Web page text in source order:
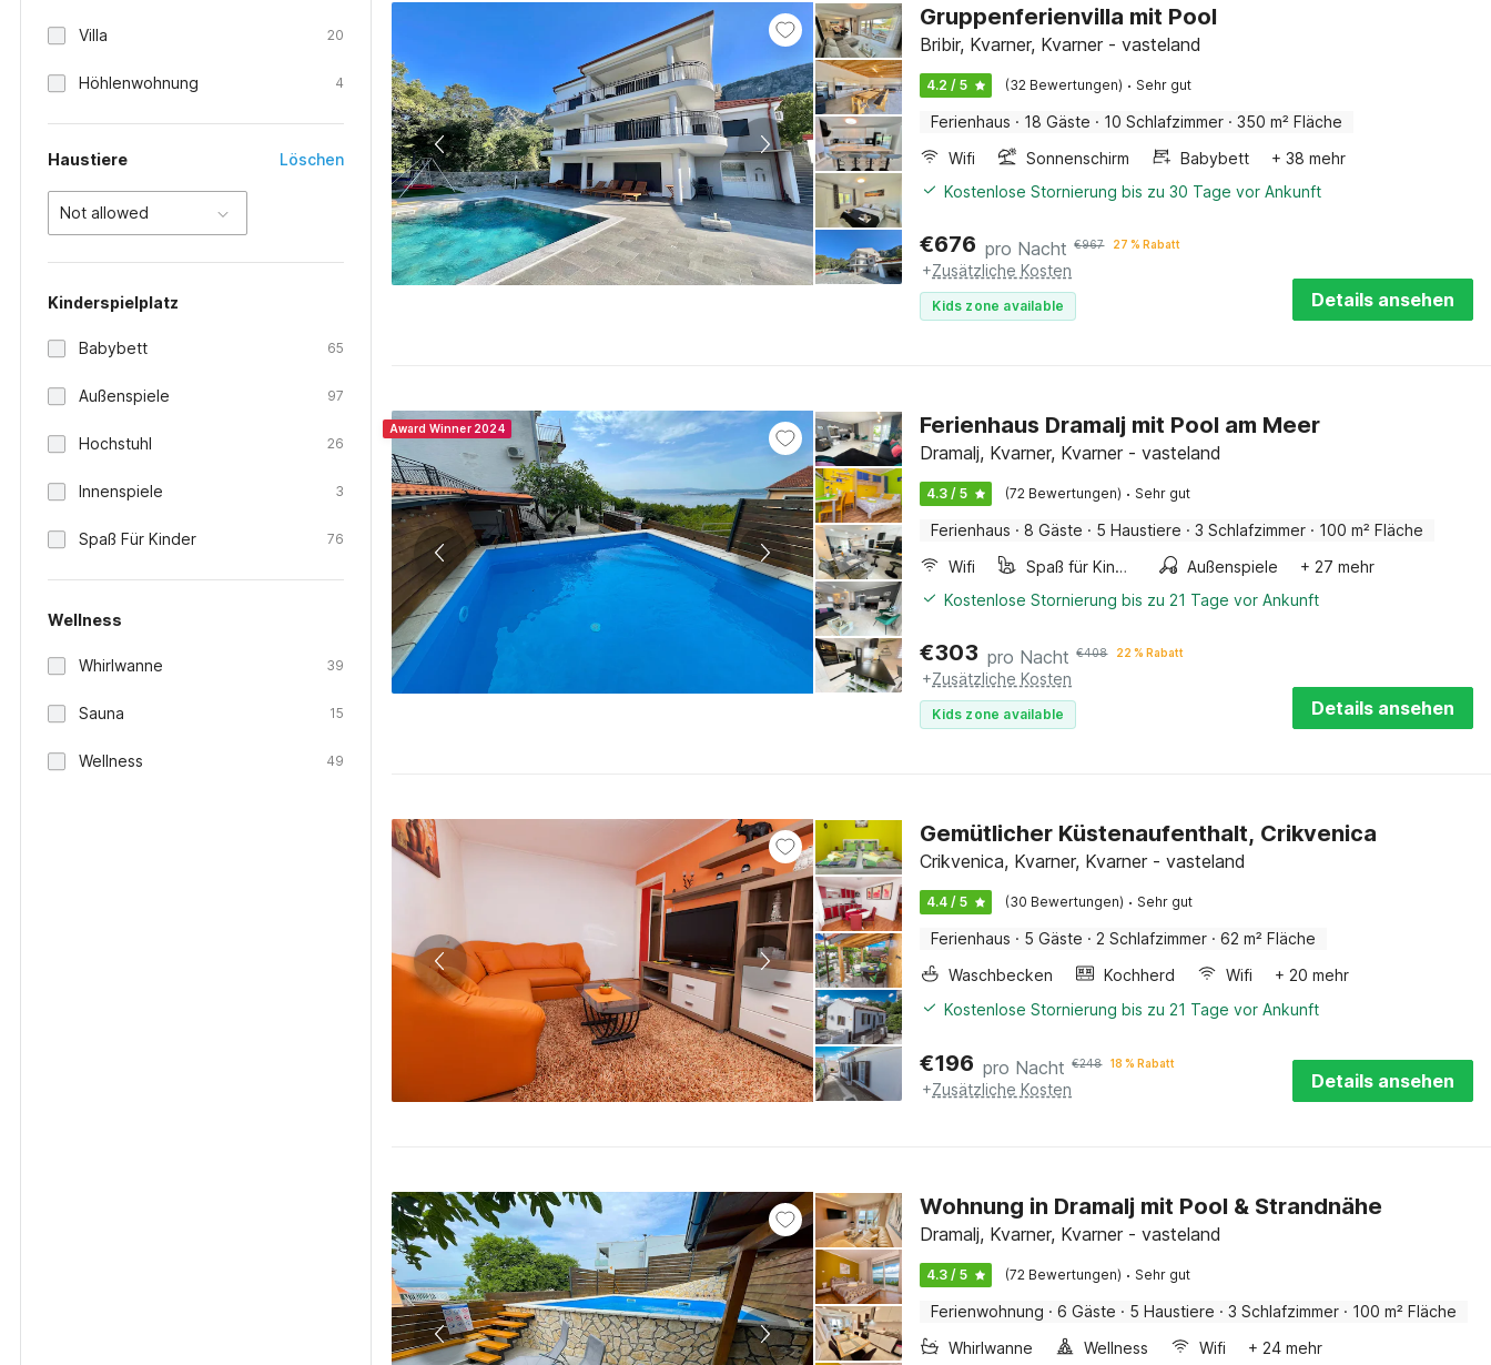
Villa 20
Höhlenwohnung 4
Haustiere Löschen
Not allowed
Kinderspielplatz
Babybett 65
Außenspiele 97
Hochstuhl 26
Innenspiele 3
Spaß Für Kinder 76
Wellness
Whirlwanne 39
Sauna 15
Wellness 49
Gruppenferienvilla mit Pool
Bribir, Kvarner, Kvarner - vasteland
4.2 / 5 (32 Bewertungen) · Sehr gut
Ferienhaus · 18 Gäste · 10 Schlafzimmer · 350 m² Fläche
Wifi
Sonnenschirm Babybett
+ 38 mehr
Kostenlose Stornierung bis zu 30 Tage vor Ankunft
€676 pro Nacht €967 27 % Rabatt
+Zusätzliche Kosten
Kids zone available Details ansehen
Award Winner 2024 Ferienhaus Dramalj mit Pool am Meer
Dramalj, Kvarner, Kvarner - vasteland
4.3 / 5 (72 Bewertungen) · Sehr gut
Ferienhaus · 8 Gäste · 5 Haustiere · 3 Schlafzimmer · 100 m² Fläche
Wifi
Spaß für Kinder Außenspiele
+ 27 mehr
Kostenlose Stornierung bis zu 21 Tage vor Ankunft
€303 pro Nacht €408 22 % Rabatt
+Zusätzliche Kosten
Kids zone available Details ansehen
Gemütlicher Küstenaufenthalt, Crikvenica
Crikvenica, Kvarner, Kvarner - vasteland
4.4 / 5 (30 Bewertungen) · Sehr gut
Ferienhaus · 5 Gäste · 2 Schlafzimmer · 62 m² Fläche
Waschbecken
Kochherd Wifi
+ 20 mehr
Kostenlose Stornierung bis zu 21 Tage vor Ankunft
€196 pro Nacht €248 18 % Rabatt
+Zusätzliche Kosten Details ansehen
Wohnung in Dramalj mit Pool & Strandnähe
Dramalj, Kvarner, Kvarner - vasteland
4.3 / 5 (72 Bewertungen) · Sehr gut
Ferienwohnung · 6 Gäste · 5 Haustiere · 3 Schlafzimmer · 100 m² Fläche
Whirlwanne
Wellness Wifi + 24 mehr